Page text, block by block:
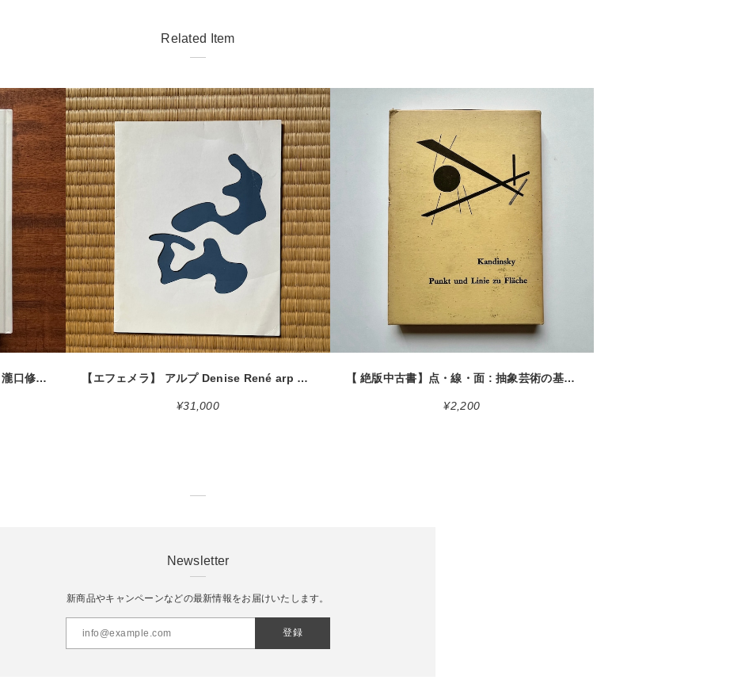
Related Item
【絶版中古書】Shuzo Takiguchi 瀧口修造 夢の漂流物 世田谷美術館 富士県立近代美術館 2005 [310195712]
detail
【エフェメラ】 アルプ Denise René arp 1961 [3100173]
¥31,000
detail
【 絶版中古書】点・線・面 : 抽象芸術の基礎 カンディンスキー 著 西田秀穂 訳 第19版 美術出版社 1972 [3100238]
¥2,200
Newsletter
新商品やキャンペーンなどの最新情報をお届けいたします。
登録